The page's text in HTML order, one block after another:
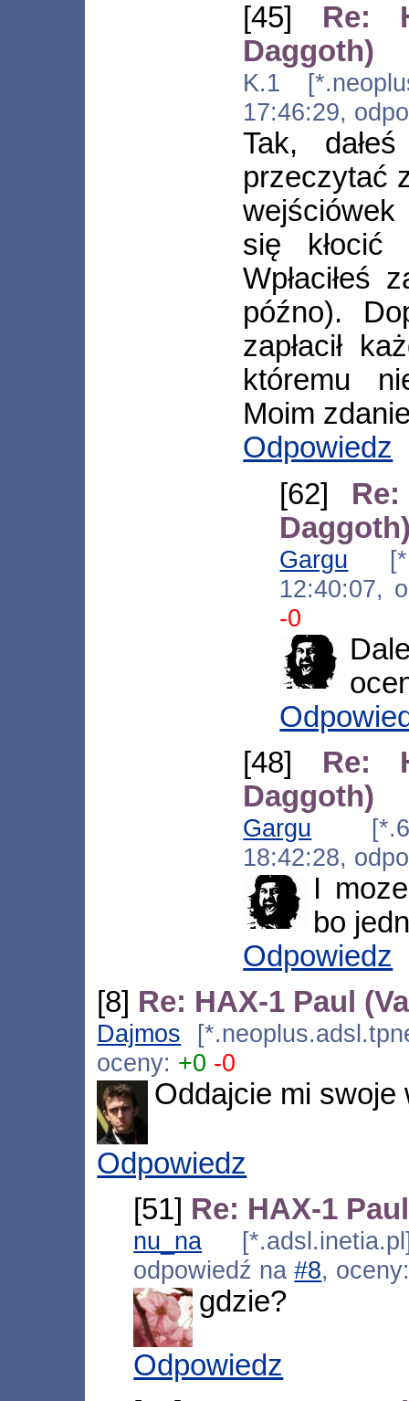
[45] Re:
Daggoth)
K.1
17:46:29,
Tak,
przeczytać
wejściówek
się
Wpłaciłeś
późno).
zapłacił
któremu
Moim
Odpowiedz
[62]
Gargu
12:40:07,
-0
[48] Re:
Daggoth)
Gargu
18:42:28,
I
bo
Odpowiedz
[8] Re: HAX-1 Paul
Dajmos
oceny: +0 -0
Oddajcie mi swoje
Odpowiedz
[51] Re: HAX-1
nu_na
odpowiedź na#8,
gdzie?
Odpowiedz